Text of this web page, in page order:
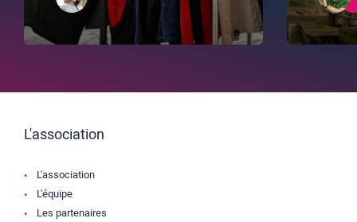
L'association
L'association
L'équipe
Les partenaires